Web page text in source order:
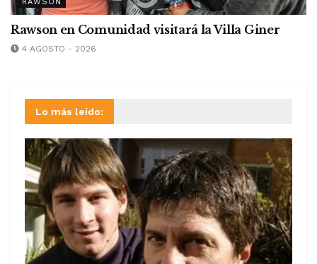
RAWSON
Rawson en Comunidad visitará la Villa Giner
4 AGOSTO - 2026
Lo más leído: